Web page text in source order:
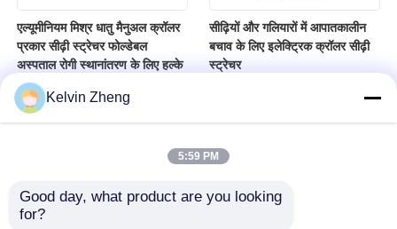
एल्यूमीनियम मिश्र धातु मैनुअल क्रॉलर
प्रकार सीढ़ी स्ट्रेचर फोल्डेबल
अस्पताल रोगी स्थानांतरण के लिए हल्के
सीढ़ियों और गलियारों में आपातकालीन
बचाव के लिए इलेक्ट्रिक क्रॉलर सीढ़ी
स्ट्रेचर
Kelvin Zheng
5:59 PM
Good day, what product are you looking
for?